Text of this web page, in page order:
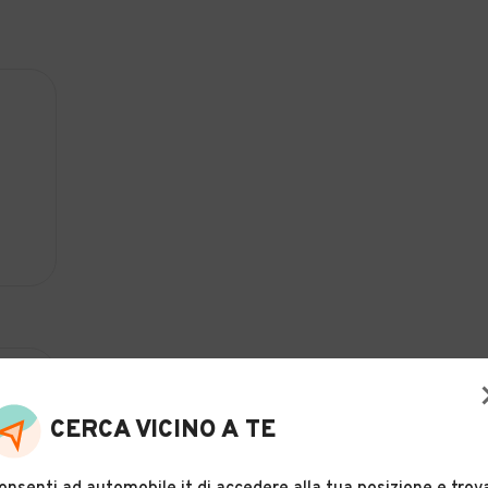
CERCA VICINO A TE